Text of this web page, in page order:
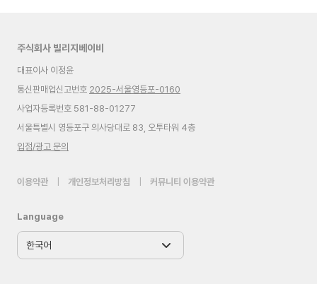
주식회사 빌리지베이비
대표이사 이정윤
통신판매업신고번호 2025-서울영등포-0160
사업자등록번호 581-88-01277
서울특별시 영등포구 의사당대로 83, 오투타워 4층
입점/광고 문의
이용약관 개인정보처리방침 커뮤니티 이용약관
Language